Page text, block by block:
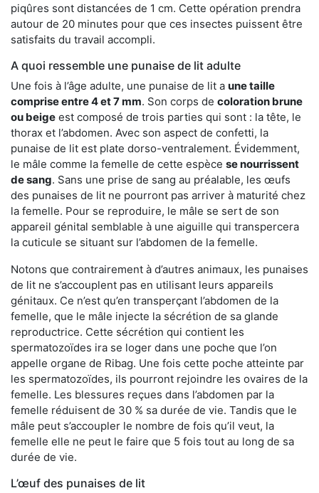
piqûres sont distancées de 1 cm. Cette opération prendra
autour de 20 minutes pour que ces insectes puissent être
satisfaits du travail accompli.
A quoi ressemble une punaise de lit adulte
Une fois à l’âge adulte, une punaise de lit a une taille
comprise entre 4 et 7 mm. Son corps de coloration brune
ou beige est composé de trois parties qui sont : la tête, le
thorax et l’abdomen. Avec son aspect de confetti, la
punaise de lit est plate dorso-ventralement. Évidemment,
le mâle comme la femelle de cette espèce se nourrissent
de sang. Sans une prise de sang au préalable, les œufs
des punaises de lit ne pourront pas arriver à maturité chez
la femelle. Pour se reproduire, le mâle se sert de son
appareil génital semblable à une aiguille qui transpercera
la cuticule se situant sur l’abdomen de la femelle.
Notons que contrairement à d’autres animaux, les punaises
de lit ne s’accouplent pas en utilisant leurs appareils
génitaux. Ce n’est qu’en transperçant l’abdomen de la
femelle, que le mâle injecte la sécrétion de sa glande
reproductrice. Cette sécrétion qui contient les
spermatozoïdes ira se loger dans une poche que l’on
appelle organe de Ribag. Une fois cette poche atteinte par
les spermatozoïdes, ils pourront rejoindre les ovaires de la
femelle. Les blessures reçues dans l’abdomen par la
femelle réduisent de 30 % sa durée de vie. Tandis que le
mâle peut s’accoupler le nombre de fois qu’il veut, la
femelle elle ne peut le faire que 5 fois tout au long de sa
durée de vie.
L’œuf des punaises de lit